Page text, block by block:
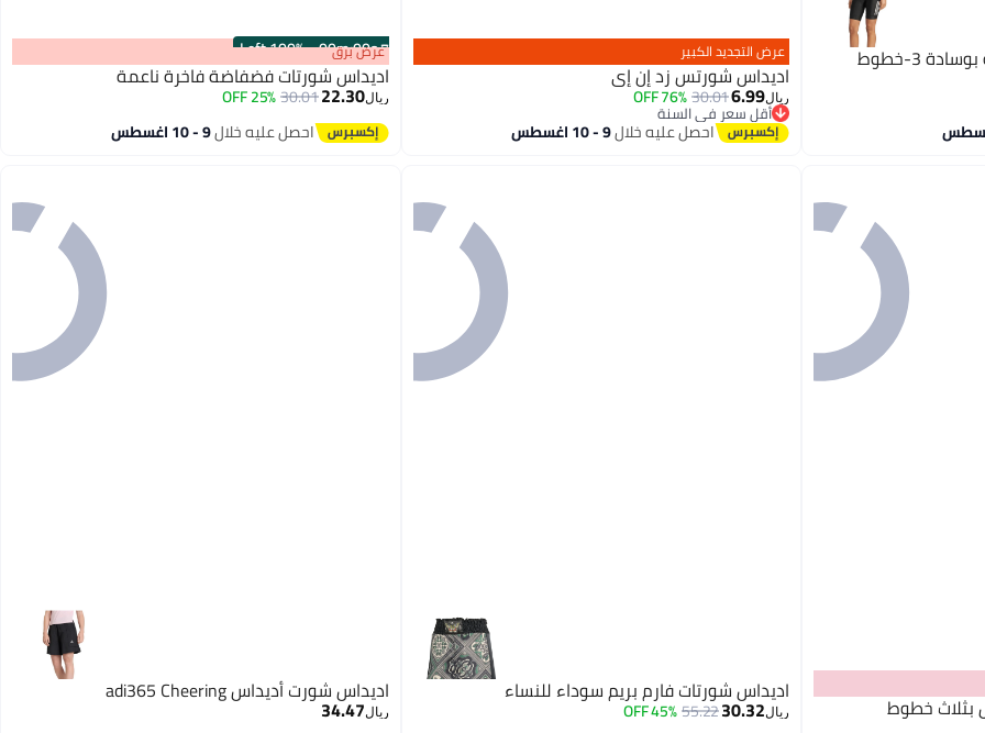
Adidas شورتات دراجات مزودة بوسادة 3-خطوط عرض التجديد الكبير
اديداس شورتس زد إن إي
ريال6.99
30.01
76% OFF
أقل سعر في السنة
أقل سعر في السنة
احصل عليه خلال9 - 10 اغسطس
00m:00s
·
100% Left
7
عرض برق
اديداس شورتات فضفاضة فاخرة ناعمة
ريال22.30
30.01
25% OFF
احصل عليه خلال9 - 10 اغسطس
خطوط
اديداس شورتات فارم بريم سوداء للنساء
ريال30.32
55.22
45% OFF
اديداس شورت أديداس adi365 Cheering
ريال34.47